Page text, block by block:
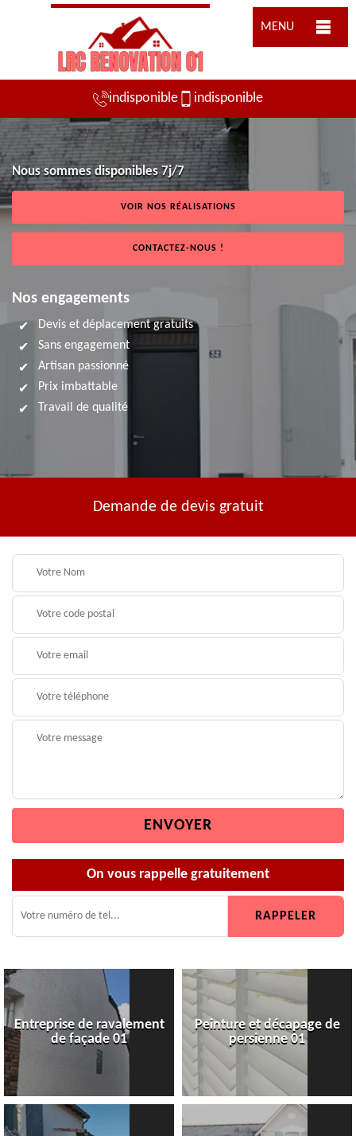
MENU
indisponible indisponible
Nous sommes disponibles 7j/7
VOIR NOS RÉALISATIONS
CONTACTEZ-NOUS !
Nos engagements
Devis et déplacement gratuits
Sans engagement
Artisan passionné
Prix imbattable
Travail de qualité
Demande de devis gratuit
On vous rappelle gratuitement
Entreprise de ravalement
de façade 01
Peinture et décapage de
persienne 01